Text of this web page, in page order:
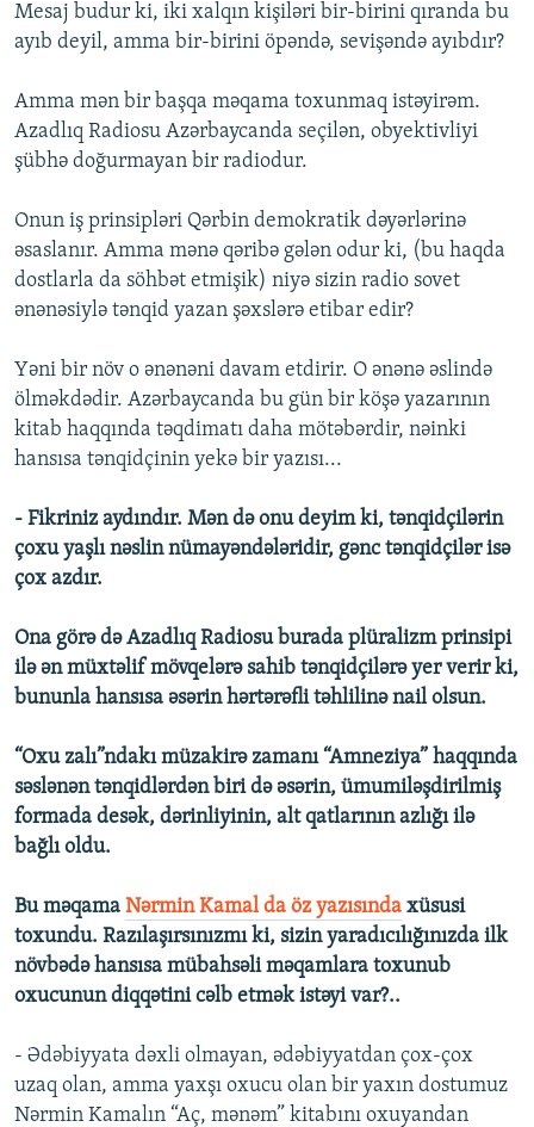
Mesaj budur ki, iki xalqın kişiləri bir-birini qıranda bu
ayıb deyil, amma bir-birini öpəndə, sevişəndə ayıbdır?
Amma mən bir başqa məqama toxunmaq istəyirəm.
Azadlıq Radiosu Azərbaycanda seçilən, obyektivliyi
şübhə doğurmayan bir radiodur.
Onun iş prinsipləri Qərbin demokratik dəyərlərinə
əsaslanır. Amma mənə qəribə gələn odur ki, (bu haqda
dostlarla da söhbət etmişik) niyə sizin radio sovet
ənənəsiylə tənqid yazan şəxslərə etibar edir?
Yəni bir növ o ənənəni davam etdirir. O ənənə əslində
ölməkdədir. Azərbaycanda bu gün bir köşə yazarının
kitab haqqında təqdimatı daha mötəbərdir, nəinki
hansısa tənqidçinin yekə bir yazısı...
- Fikriniz aydındır. Mən də onu deyim ki, tənqidçilərin
çoxu yaşlı nəslin nümayəndələridir, gənc tənqidçilər isə
çox azdır.
Ona görə də Azadlıq Radiosu burada plüralizm prinsipi
ilə ən müxtəlif mövqelərə sahib tənqidçilərə yer verir ki,
bununla hansısa əsərin hərtərəfli təhlilinə nail olsun.
“Oxu zalı”ndakı müzakirə zamanı “Amneziya” haqqında
səslənən tənqidlərdən biri də əsərin, ümumiləşdirilmiş
formada desək, dərinliyinin, alt qatlarının azlığı ilə
bağlı oldu.
Bu məqama Nərmin Kamal da öz yazısında xüsusi
toxundu. Razılaşırsınızmı ki, sizin yaradıcılığınızda ilk
növbədə hansısa mübahsəli məqamlara toxunub
oxucunun diqqətini cəlb etmək istəyi var?..
- Ədəbiyyata dəxli olmayan, ədəbiyyatdan çox-çox
uzaq olan, amma yaxşı oxucu olan bir yaxın dostumuz
Nərmin Kamalın “Aç, mənəm” kitabını oxuyandan